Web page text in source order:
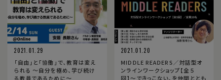
2021.01.29
「自由」と「協働」で、教育は変え
られる 〜自分を極め、学び続け
る教員であるために〜
2021.01.20
MIDDLE READERS／対話型オ
ンラインワークショップ【全５
回】〜できっこない、を仲間ととも